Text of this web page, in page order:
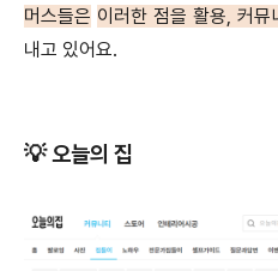
머스들은 이러한 점을 활용, 커
내고 있어요.
💡 오늘의 집